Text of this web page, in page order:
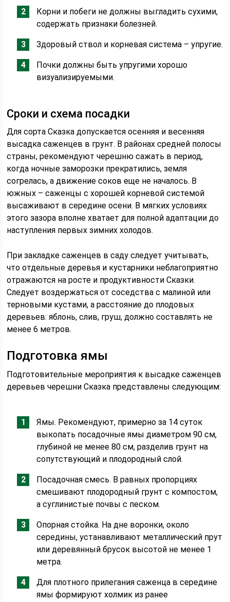
Корни и побеги не должны выгладить сухими,
содержать признаки болезней.
Здоровый ствол и корневая система – упругие.
Почки должны быть упругими хорошо
визуализируемыми.
Сроки и схема посадки
Для сорта Сказка допускается осенняя и весенняя
высадка саженцев в грунт. В районах средней полосы
страны, рекомендуют черешню сажать в период,
когда ночные заморозки прекратились, земля
согрелась, а движение соков еще не началось. В
южных – саженцы с хорошей корневой системой
высаживают в середине осени. В мягких условиях
этого зазора вполне хватает для полной адаптации до
наступления первых зимних холодов.
При закладке саженцев в саду следует учитывать,
что отдельные деревья и кустарники неблагоприятно
отражаются на росте и продуктивности Сказки.
Следует воздержаться от соседства с малиной или
терновыми кустами, а расстояние до плодовых
деревьев: яблонь, слив, груш, должно составлять не
менее 6 метров.
Подготовка ямы
Подготовительные мероприятия к высадке саженцев
деревьев черешни Сказка представлены следующим:
Ямы. Рекомендуют, примерно за 14 суток
выкопать посадочные ямы диаметром 90 см,
глубиной не менее 80 см, разделив грунт на
сопутствующий и плодородный слой.
Посадочная смесь. В равных пропорциях
смешивают плодородный грунт с компостом,
а суглинистые почвы с песком.
Опорная стойка. На дне воронки, около
середины, устанавливают металлический прут
или деревянный брусок высотой не менее 1
метра.
Для плотного прилегания саженца в середине
ямы формируют холмик из ранее